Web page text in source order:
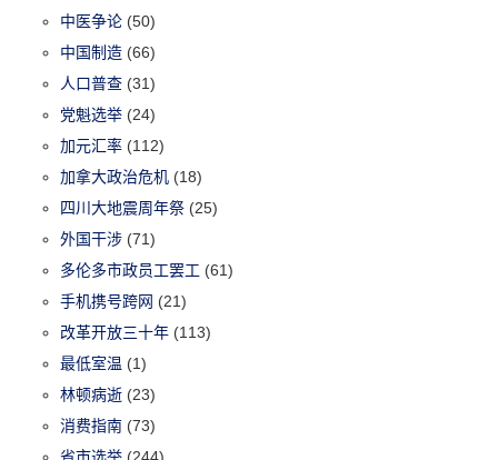
中医争论 (50)
中国制造 (66)
人口普查 (31)
党魁选举 (24)
加元汇率 (112)
加拿大政治危机 (18)
四川大地震周年祭 (25)
外国干涉 (71)
多伦多市政员工罢工 (61)
手机携号跨网 (21)
改革开放三十年 (113)
最低室温 (1)
林顿病逝 (23)
消费指南 (73)